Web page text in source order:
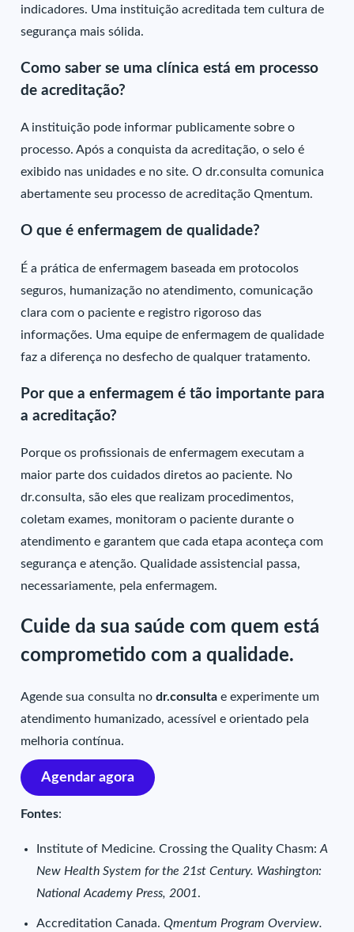
indicadores. Uma instituição acreditada tem cultura de
segurança mais sólida.
Como saber se uma clínica está em processo
de acreditação?
A instituição pode informar publicamente sobre o
processo. Após a conquista da acreditação, o selo é
exibido nas unidades e no site. O dr.consulta comunica
abertamente seu processo de acreditação Qmentum.
O que é enfermagem de qualidade?
É a prática de enfermagem baseada em protocolos
seguros, humanização no atendimento, comunicação
clara com o paciente e registro rigoroso das
informações. Uma equipe de enfermagem de qualidade
faz a diferença no desfecho de qualquer tratamento.
Por que a enfermagem é tão importante para
a acreditação?
Porque os profissionais de enfermagem executam a
maior parte dos cuidados diretos ao paciente. No
dr.consulta, são eles que realizam procedimentos,
coletam exames, monitoram o paciente durante o
atendimento e garantem que cada etapa aconteça com
segurança e atenção. Qualidade assistencial passa,
necessariamente, pela enfermagem.
Cuide da sua saúde com quem está
comprometido com a qualidade.
Agende sua consulta no dr.consulta e experimente um
atendimento humanizado, acessível e orientado pela
melhoria contínua.
Agendar agora
Fontes:
Institute of Medicine. Crossing the Quality Chasm:A
New Health System for the 21st Century. Washington:
National Academy Press, 2001.
Accreditation Canada.Qmentum Program Overview.